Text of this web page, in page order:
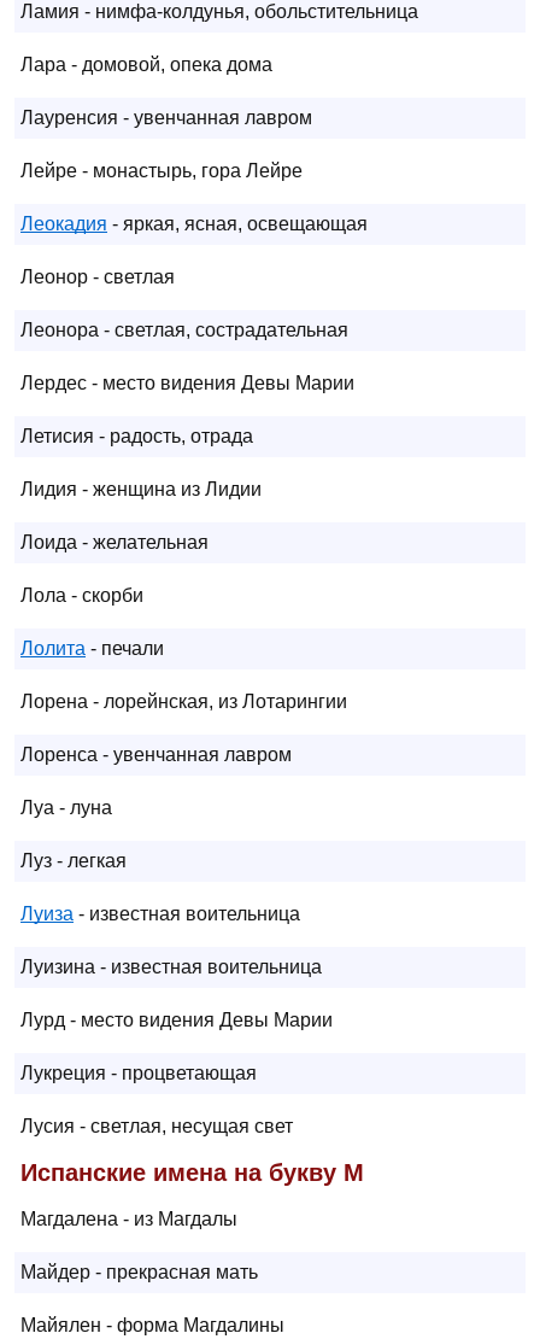
Ламия - нимфа-колдунья, обольстительница
Лара - домовой, опека дома
Лауренсия - увенчанная лавром
Лейре - монастырь, гора Лейре
Леокадия - яркая, ясная, освещающая
Леонор - светлая
Леонора - светлая, сострадательная
Лердес - место видения Девы Марии
Летисия - радость, отрада
Лидия - женщина из Лидии
Лоида - желательная
Лола - скорби
Лолита - печали
Лорена - лорейнская, из Лотарингии
Лоренса - увенчанная лавром
Луа - луна
Луз - легкая
Луиза - известная воительница
Луизина - известная воительница
Лурд - место видения Девы Марии
Лукреция - процветающая
Лусия - светлая, несущая свет
Испанские имена на букву М
Магдалена - из Магдалы
Майдер - прекрасная мать
Майялен - форма Магдалины